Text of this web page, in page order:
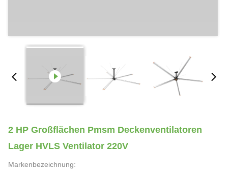
2 HP Großflächen Pmsm Deckenventilatoren
Lager HVLS Ventilator 220V
Markenbezeichnung: